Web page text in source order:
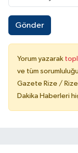
Gönder
Yorum yazarak
ve tüm
Gazete Rize /
Dakika Haberleri